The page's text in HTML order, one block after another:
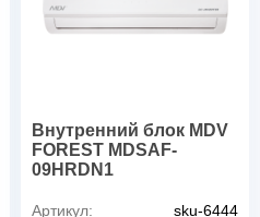
Внутренний блок MDV
FOREST MDSAF-
09HRDN1
Артикул:
sku-6444